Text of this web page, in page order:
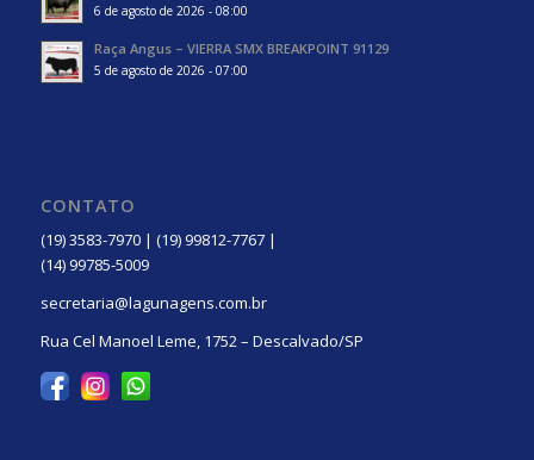
6 de agosto de 2026 - 08:00
Raça Angus – VIERRA SMX BREAKPOINT 91129
5 de agosto de 2026 - 07:00
CONTATO
(19) 3583-7970 | (19) 99812-7767 |
(14) 99785-5009
secretaria@lagunagens.com.br
Rua Cel Manoel Leme, 1752 – Descalvado/SP